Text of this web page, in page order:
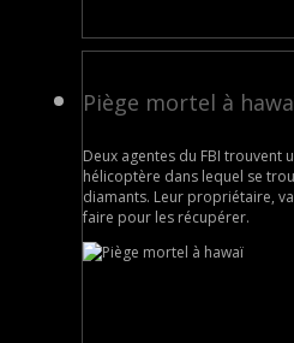
Piège mortel à
Deux agentes du FBI trouvent
hélicoptère dans lequel se
diamants. Leur propriétaire,
faire pour les récupérer.